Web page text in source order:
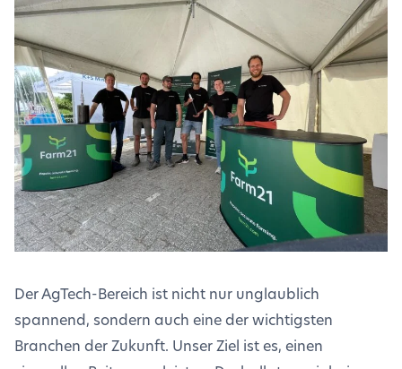
Der AgTech-Bereich ist nicht nur unglaublich
spannend, sondern auch eine der wichtigsten
Branchen der Zukunft. Unser Ziel ist es, einen